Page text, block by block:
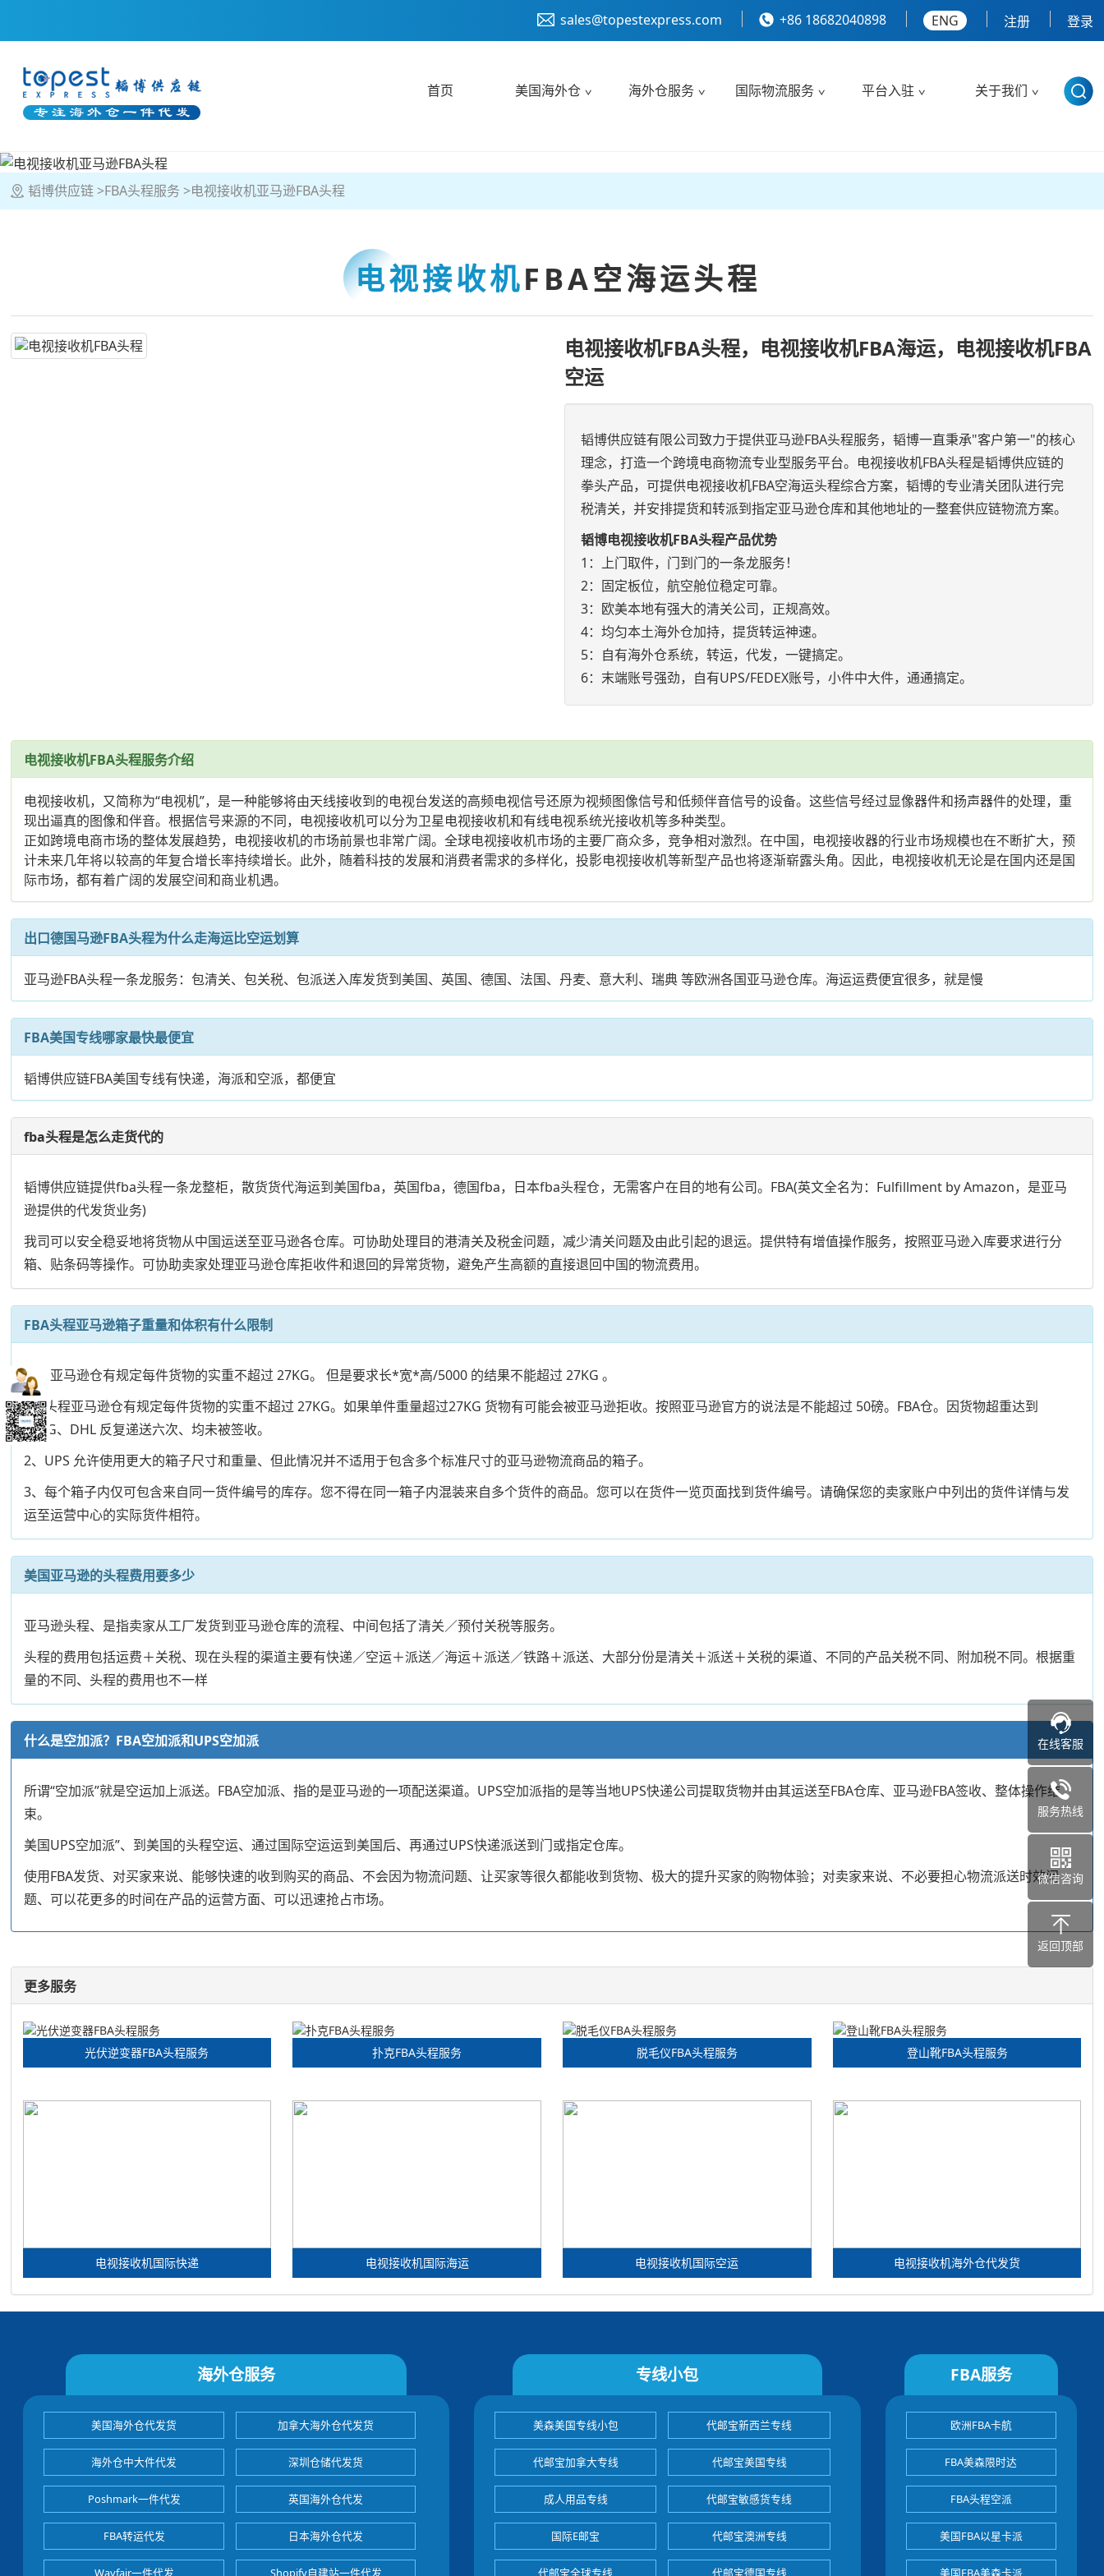
sales@topestexpress.com +86 18682040898 ENG 注册 登录
首页 美国海外仓 海外仓服务 国际物流服务 平台入驻 关于我们
韬博供应链 FBA头程服务 电视接收机亚马逊FBA头程
电视接收机FBA空海运头程
电视接收机FBA头程，电视接收机FBA海运，电视接收机FBA
空运
韬博供应链有限公司致力于提供亚马逊FBA头程服务，韬博一直秉承"客户第一"的核心
理念，打造一个跨境电商物流专业型服务平台。电视接收机FBA头程是韬博供应链的
拳头产品，可提供电视接收机FBA空海运头程综合方案，韬博的专业清关团队进行完
税清关，并安排提货和转派到指定亚马逊仓库和其他地址的一整套供应链物流方案。
韬博电视接收机FBA头程产品优势
1：上门取件，门到门的一条龙服务！
2：固定板位，航空舱位稳定可靠。
3：欧美本地有强大的清关公司，正规高效。
4：均匀本土海外仓加持，提货转运神速。
5：自有海外仓系统，转运，代发，一键搞定。
6：末端账号强劲，自有UPS/FEDEX账号，小件中大件，通通搞定。
电视接收机FBA头程服务介绍
电视接收机，又简称为“电视机”，是一种能够将由天线接收到的电视台发送的高频电视信号还原为视频图像信号和低频伴音信号的设备。这些信号经过显像器件和扬声器件的处理，重
现出逼真的图像和伴音。根据信号来源的不同，电视接收机可以分为卫星电视接收机和有线电视系统光接收机等多种类型。
正如跨境电商市场的整体发展趋势，电视接收机的市场前景也非常广阔。全球电视接收机市场的主要厂商众多，竞争相对激烈。在中国，电视接收器的行业市场规模也在不断扩大，预
计未来几年将以较高的年复合增长率持续增长。此外，随着科技的发展和消费者需求的多样化，投影电视接收机等新型产品也将逐渐崭露头角。因此，电视接收机无论是在国内还是国
际市场，都有着广阔的发展空间和商业机遇。
出口德国马逊FBA头程为什么走海运比空运划算
亚马逊FBA头程一条龙服务：包清关、包关税、包派送入库发货到美国、英国、德国、法国、丹麦、意大利、瑞典 等欧洲各国亚马逊仓库。海运运费便宜很多，就是慢
FBA美国专线哪家最快最便宜
韬博供应链FBA美国专线有快递，海派和空派，都便宜
fba头程是怎么走货代的
韬博供应链提供fba头程一条龙整柜，散货货代海运到美国fba，英国fba，德国fba，日本fba头程仓，无需客户在目的地有公司。FBA(英文全名为：Fulfillment by Amazon，是亚马
逊提供的代发货业务)
我司可以安全稳妥地将货物从中国运送至亚马逊各仓库。可协助处理目的港清关及税金问题，减少清关问题及由此引起的退运。提供特有增值操作服务，按照亚马逊入库要求进行分
箱、贴条码等操作。可协助卖家处理亚马逊仓库拒收件和退回的异常货物，避免产生高额的直接退回中国的物流费用。
FBA头程亚马逊箱子重量和体积有什么限制
头程亚马逊仓有规定每件货物的实重不超过 27KG。 但是要求长*宽*高/5000 的结果不能超过 27KG 。
1、头程亚马逊仓有规定每件货物的实重不超过 27KG。如果单件重量超过27KG 货物有可能会被亚马逊拒收。按照亚马逊官方的说法是不能超过 50磅。FBA仓。因货物超重达到
31KG、DHL 反复递送六次、均未被签收。
2、UPS 允许使用更大的箱子尺寸和重量、但此情况并不适用于包含多个标准尺寸的亚马逊物流商品的箱子。
3、每个箱子内仅可包含来自同一货件编号的库存。您不得在同一箱子内混装来自多个货件的商品。您可以在货件一览页面找到货件编号。请确保您的卖家账户中列出的货件详情与发
运至运营中心的实际货件相符。
美国亚马逊的头程费用要多少
亚马逊头程、是指卖家从工厂发货到亚马逊仓库的流程、中间包括了清关／预付关税等服务。
头程的费用包括运费＋关税、现在头程的渠道主要有快递／空运＋派送／海运＋派送／铁路＋派送、大部分份是清关＋派送＋关税的渠道、不同的产品关税不同、附加税不同。根据重
量的不同、头程的费用也不一样
什么是空加派？FBA空加派和UPS空加派
所谓“空加派”就是空运加上派送。FBA空加派、指的是亚马逊的一项配送渠道。UPS空加派指的是等当地UPS快递公司提取货物并由其运送至FBA仓库、亚马逊FBA签收、整体操作结
束。
美国UPS空加派”、到美国的头程空运、通过国际空运运到美国后、再通过UPS快递派送到门或指定仓库。
使用FBA发货、对买家来说、能够快速的收到购买的商品、不会因为物流问题、让买家等很久都能收到货物、极大的提升买家的购物体验；对卖家来说、不必要担心物流派送时效问
题、可以花更多的时间在产品的运营方面、可以迅速抢占市场。
更多服务
光伏逆变器FBA头程服务 扑克FBA头程服务 脱毛仪FBA头程服务 登山靴FBA头程服务
电视接收机国际快递 电视接收机国际海运 电视接收机国际空运 电视接收机海外仓代发货
海外仓服务
美国海外仓代发货 加拿大海外仓代发货
海外仓中大件代发 深圳仓储代发货
Poshmark一件代发 英国海外仓代发
FBA转运代发 日本海外仓代发
Wayfair一件代发 Shopify自建站一件代发
专线小包
美森美国专线小包 代邮宝新西兰专线
代邮宝加拿大专线 代邮宝美国专线
成人用品专线 代邮宝敏感货专线
国际E邮宝 代邮宝澳洲专线
代邮宝全球专线 代邮宝德国专线
FBA服务
欧洲FBA卡航
FBA美森限时达
FBA头程空派
美国FBA以星卡派
美国FBA美森卡派
在线客服
服务热线
微信咨询
返回顶部